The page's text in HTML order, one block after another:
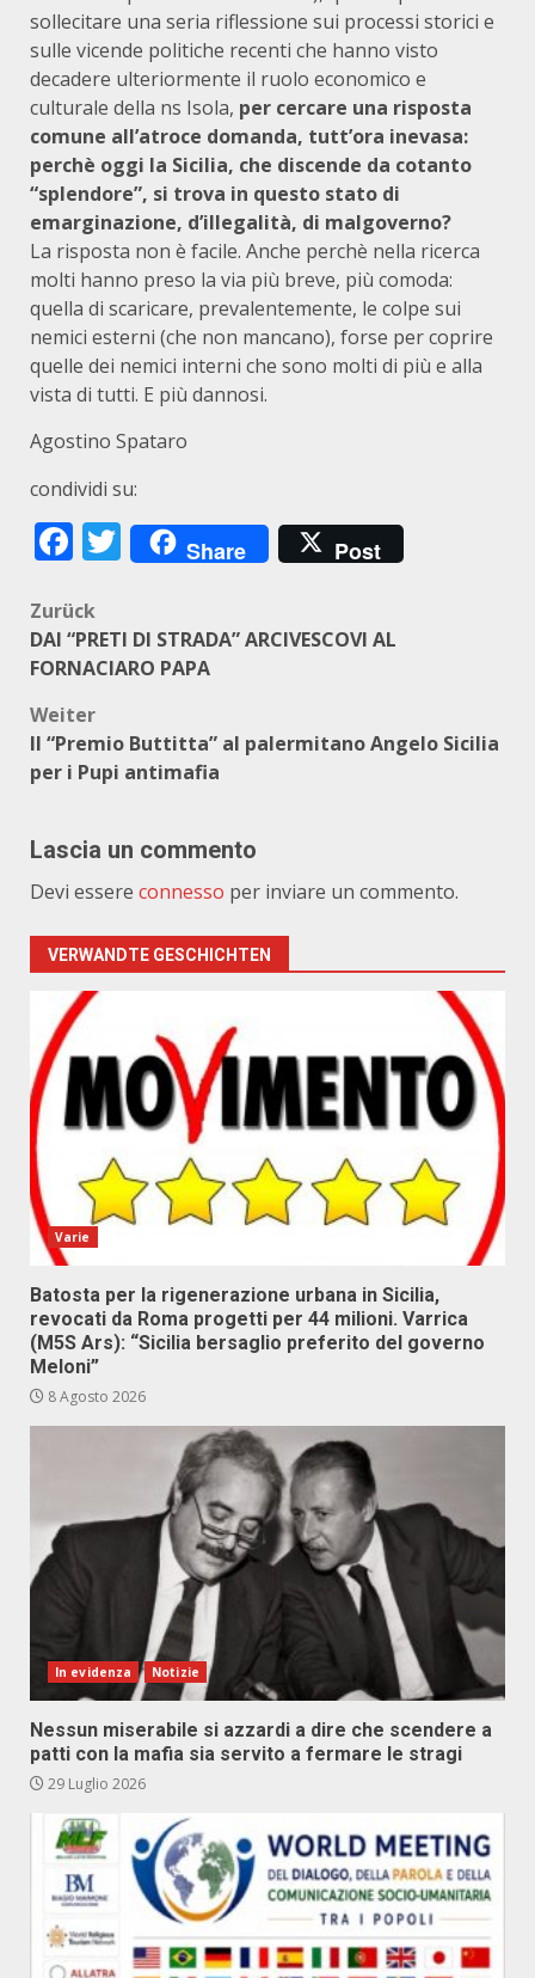
sollecitare una seria riflessione sui processi storici e
sulle vicende politiche recenti che hanno visto
decadere ulteriormente il ruolo economico e
culturale della ns Isola, per cercare una risposta
comune all’atroce domanda, tutt’ora inevasa:
perchè oggi la Sicilia, che discende da cotanto
“splendore”, si trova in questo stato di
emarginazione, d’illegalità, di malgoverno?
La risposta non è facile. Anche perchè nella ricerca
molti hanno preso la via più breve, più comoda:
quella di scaricare, prevalentemente, le colpe sui
nemici esterni (che non mancano), forse per coprire
quelle dei nemici interni che sono molti di più e alla
vista di tutti. E più dannosi.
Agostino Spataro
condividi su:
Facebook
Twitter
Share Post
Beitragsnavigation
Zurück
DAI “PRETI DI STRADA” ARCIVESCOVI AL
FORNACIARO PAPA
Weiter
Il “Premio Buttitta” al palermitano Angelo Sicilia
per i Pupi antimafia
Lascia un commento
Devi essere connesso per inviare un commento.
VERWANDTE GESCHICHTEN
Varie
Batosta per la rigenerazione urbana in Sicilia,
revocati da Roma progetti per 44 milioni. Varrica
(M5S Ars): “Sicilia bersaglio preferito del governo
Meloni”
8 Agosto 2026
In evidenza Notizie
Nessun miserabile si azzardi a dire che scendere a
patti con la mafia sia servito a fermare le stragi
29 Luglio 2026